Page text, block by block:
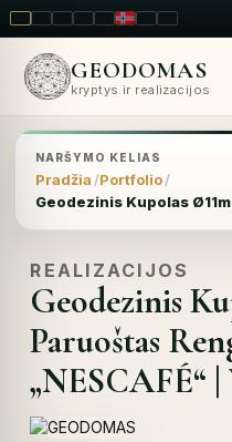
LT ENPL FR RUNOSKRO
GEODOMAS
kryptys ir realizacijos
NARŠYMO KELIAS
Pradžia Portfolio
REALIZACIJOS
Geodezinis
Paruoštas
„NESCAFÉ“